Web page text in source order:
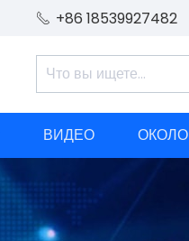
 +86 18539927482
ВИДЕО ОКОЛО